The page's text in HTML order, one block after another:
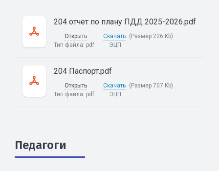
204 отчет по плану ПДД 2025-2026.pdf
Открыть Скачать (Размер 226 Kb)
Тип файла: pdf ЭЦП
204 Паспорт.pdf
Открыть Скачать (Размер 707 Kb)
Тип файла: pdf ЭЦП
Педагоги